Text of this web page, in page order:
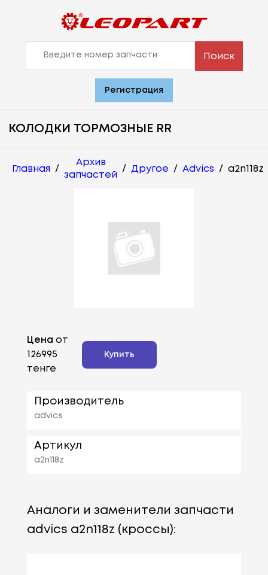
Поиск
Регистрация
КОЛОДКИ ТОРМОЗНЫЕ RR
Главная /
Архив
запчастей
/ Другое / Advics / a2n118z
Цена от
126995
тенге
Купить
Производитель
advics
Артикул
a2n118z
Аналоги и заменители запчасти
advics a2n118z (кроссы):